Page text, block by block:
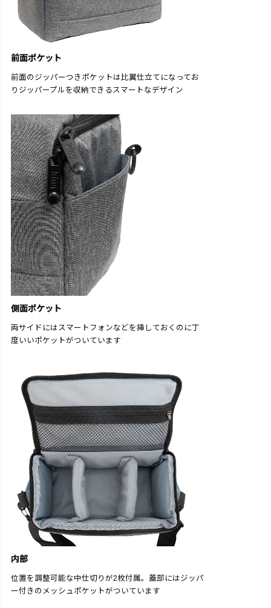
前面ポケット
前面のジッパーつきポケットは比翼仕立てになってお
りジッパープルを収納できるスマートなデザイン
側面ポケット
両サイドにはスマートフォンなどを挿しておくのに丁
度いいポケットがついています
内部
位置を調整可能な中仕切りが2枚付属。蓋部にはジッパ
ー付きのメッシュポケットがついています